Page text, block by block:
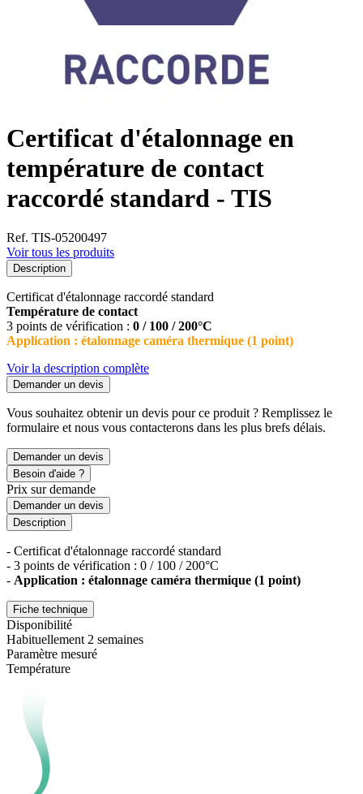
Certificat d'étalonnage en
température de contact
raccordé standard - TIS
Ref. TIS-05200497
Voir tous les produits
Description
Certificat d'étalonnage raccordé standard
Température de contact
3 points de vérification : 0 / 100 / 200°C
Application : étalonnage caméra thermique (1 point)
Voir la description complète
Demander un devis
Vous souhaitez obtenir un devis pour ce produit ? Remplissez le
formulaire et nous vous contacterons dans les plus brefs délais.
Demander un devis
Besoin d'aide ?
Prix sur demande
Demander un devis
Description
- Certificat d'étalonnage raccordé standard
- 3 points de vérification : 0 / 100 / 200°C
- Application : étalonnage caméra thermique (1 point)
Fiche technique
Disponibilité
Habituellement 2 semaines
Paramètre mesuré
Température